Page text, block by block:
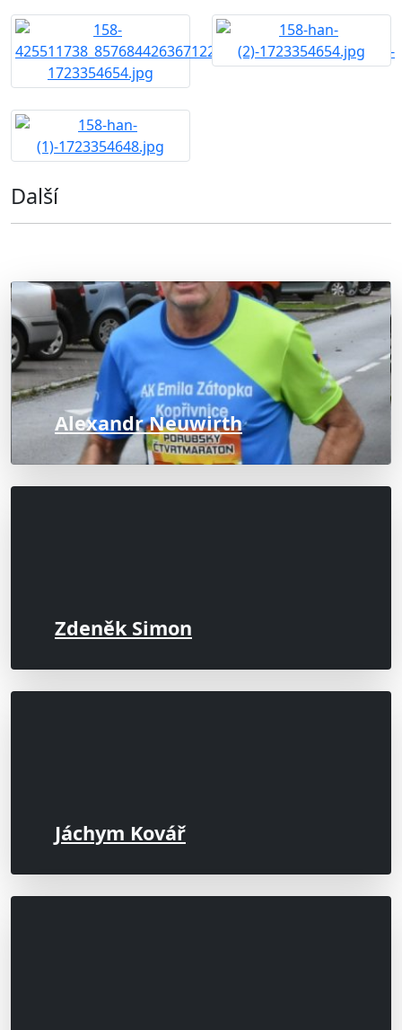
Další
Alexandr Neuwirth
Zdeněk Simon
Jáchym Kovář